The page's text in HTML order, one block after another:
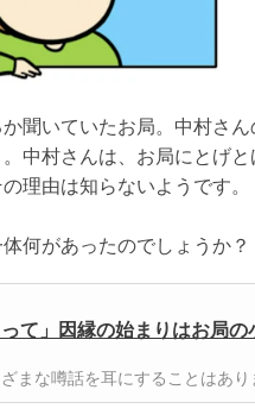
聞いていたお局。中村さ
中村さんは、お局にとげ
理由は知らないようです。
何があったのでしょうか？
って」因縁の始まりはお局
まな噂話を耳にすることはあ